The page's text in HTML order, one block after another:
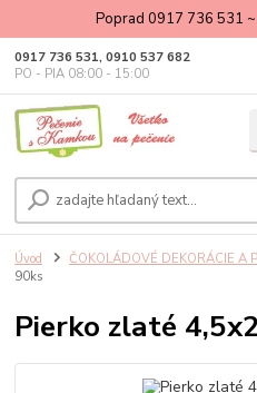
Poprad 0917 736 531
0917 736 531, 0910 537 682
PO - PIA 08:00 - 15:00
Úvod ČOKOLÁDOVÉ DEKORÁCIE A
90ks
Pierko zlaté